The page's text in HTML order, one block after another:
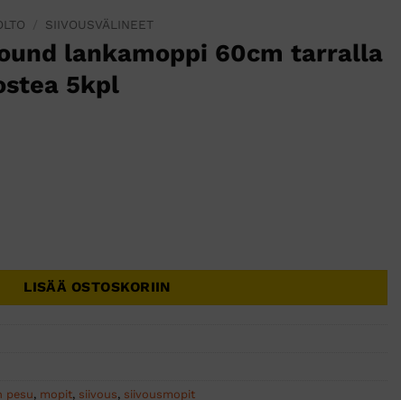
SIIVOUSVÄLINEET
lankamoppi 60cm tarralla
5kpl
LISÄÄ OSTOSKORIIN
pesu, mopit, siivous, siivousmopit